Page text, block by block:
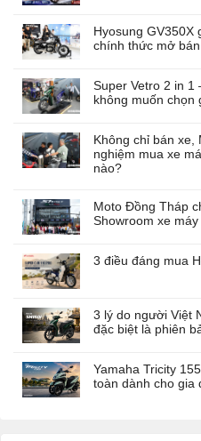
Hyosung GV350X
chính thức mở
Super Vetro 2 in
không muốn chọn
Không chỉ bán
nghiệm mua xe
nào?
Moto Đồng Tháp
Showroom xe
3 điều đáng mua
3 lý do người Việt
đặc biệt là phiên
Yamaha Tricity
toàn dành cho gia